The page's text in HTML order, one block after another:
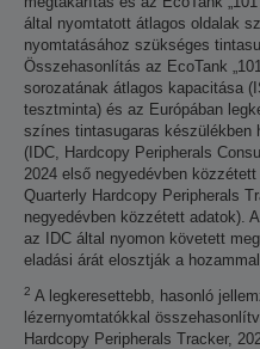
által nyomtatott átlagos oldalak
nyomtatásához szükséges
Összehasonlítás az EcoTank
sorozatának átlagos kapacitása
tesztminta) és az Európában
színes tintasugaras készülékben
(IDC, Hardcopy Peripherals
2024 első negyedévben
Quarterly Hardcopy Peripherals
negyedévben közzétett adatok).
az IDC által nyomon követett
eladási árát elosztják a
2 A legkeresettebb, hasonló
lézernyomtatókkal
Hardcopy Peripherals Tracker,